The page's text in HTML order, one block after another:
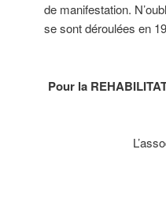
de manifestation.
se sont déroulées en
Pour la